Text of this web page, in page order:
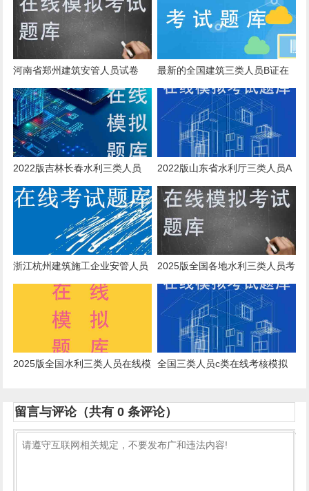
河南省郑州建筑安管人员试卷
最新的全国建筑三类人员B证在
线测试真题库重点题库
2022版吉林长春水利三类人员
abc证模拟真题
2022版山东省水利厅三类人员A
证在线测试历年题库
浙江杭州建筑施工企业安管人员
模拟练习题
2025版全国各地水利三类人员考
试模拟题库
2025版全国水利三类人员在线模 全国三类人员c类在线考核模拟
留言与评论（共有0 条评论）